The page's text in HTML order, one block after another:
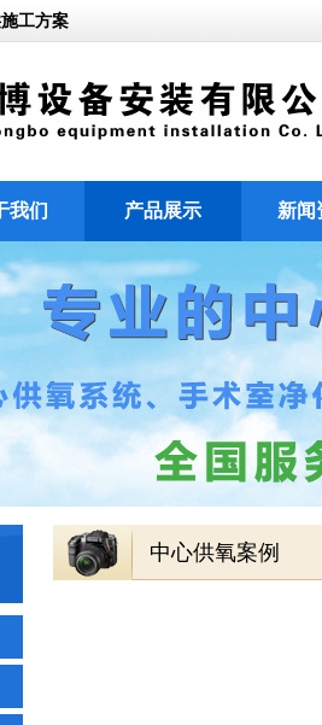
工方案
我们 产品展示 新闻
中心供氧案例